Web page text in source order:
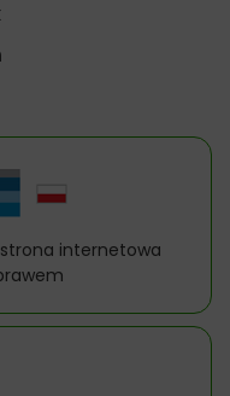
internetowa